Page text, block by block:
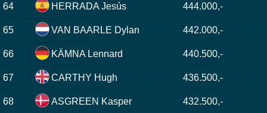
64 HERRADA Jesús 444.000,-
65 VAN BAARLE Dylan 442.000,-
66 KÄMNA Lennard 440.500,-
67 CARTHY Hugh 436.500,-
68 ASGREEN Kasper 432.500,-